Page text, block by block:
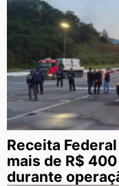
Receita
mais de R$
durante